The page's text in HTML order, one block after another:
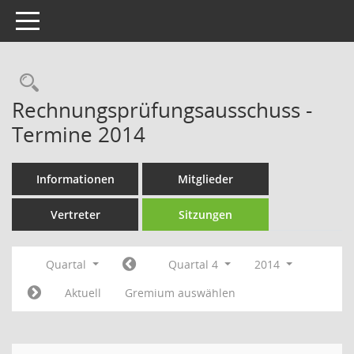
Toggle navigation
Rechercheauswahl
Rechnungsprüfungsausschuss -
Termine 2014
Informationen Mitglieder
Vertreter Sitzungen
Quartal Quartal 4
2014
Aktuell
Gremium auswählen